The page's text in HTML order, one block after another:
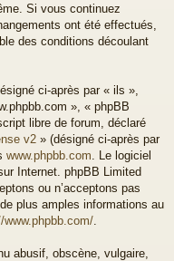
Si vous continuez
ont été effectués,
des conditions découlant
ci-après par « ils »,
», « phpBB
libre de forum, déclaré
v2 » (désigné ci-après par
www.phpbb.com . Le logiciel
Internet. phpBB Limited
ou n’acceptons pas
plus amples informations au
www.phpbb.com/
abusif, obscène, vulgaire,